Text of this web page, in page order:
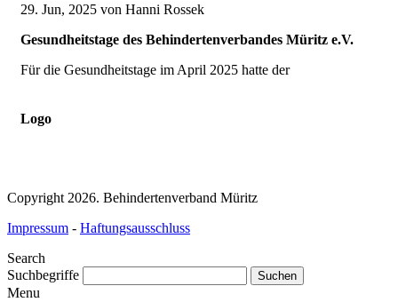
29. Jun, 2025 von Hanni Rossek
Gesundheitstage des Behindertenverbandes Müritz e.V.
Für die Gesundheitstage im April 2025 hatte der
Logo
Copyright 2026. Behindertenverband Müritz
Impressum - Haftungsausschluss
Search
Suchbegriffe
Menu